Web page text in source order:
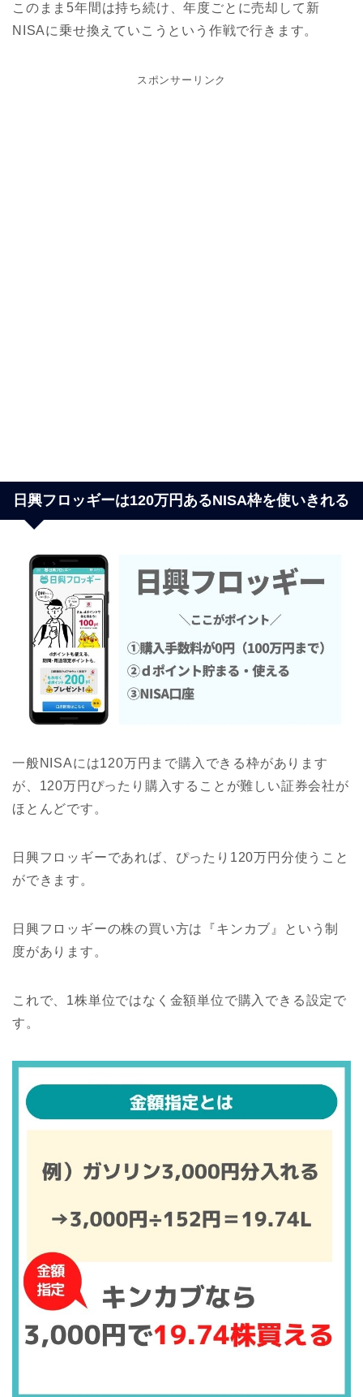
このまま5年間は持ち続け、年度ごとに売却して新
NISAに乗せ換えていこうという作戦で行きます。
スポンサーリンク
日興フロッギーは120万円あるNISA枠を使いきれる
一般NISAには120万円まで購入できる枠があります
が、120万円ぴったり購入することが難しい証券会社が
ほとんどです。
日興フロッギーであれば、ぴったり120万円分使うこと
ができます。
日興フロッギーの株の買い方は『キンカブ』という制
度があります。
これで、1株単位ではなく金額単位で購入できる設定で
す。